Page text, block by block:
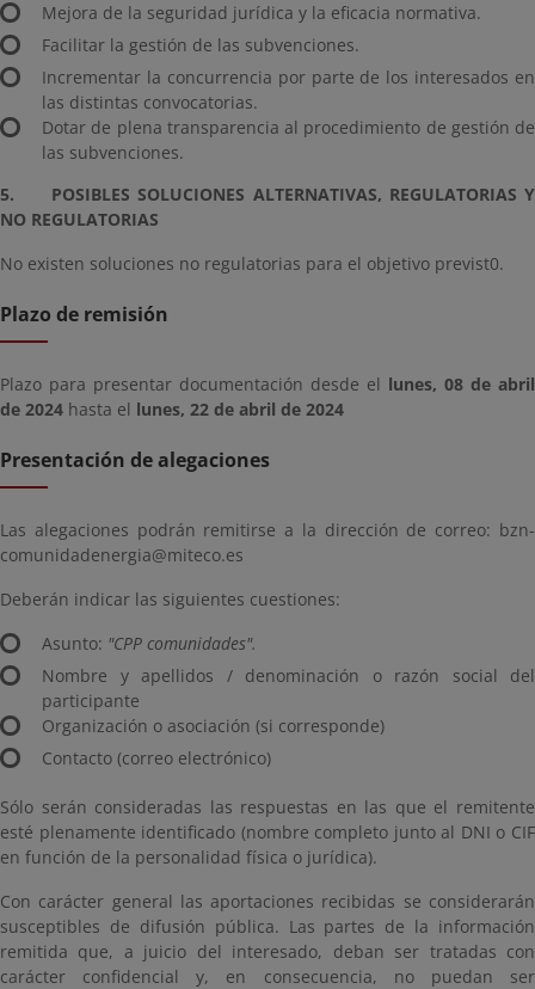
Mejora de la seguridad jurídica y la eficacia normativa.
Facilitar la gestión de las subvenciones.
Incrementar la concurrencia por parte de los interesados en
las distintas convocatorias.
Dotar de plena transparencia al procedimiento de gestión de
las subvenciones.
5. POSIBLES SOLUCIONES ALTERNATIVAS, REGULATORIAS Y
NO REGULATORIAS
No existen soluciones no regulatorias para el objetivo previst0.
Plazo de remisión
Plazo para presentar documentación desde el lunes, 08 de abril
de 2024 hasta el lunes, 22 de abril de 2024
Presentación de alegaciones
Las alegaciones podrán remitirse a la dirección de correo: bzn-
comunidadenergia@miteco.es
Deberán indicar las siguientes cuestiones:
Asunto: "CPP comunidades".
Nombre y apellidos / denominación o razón social del
participante
Organización o asociación (si corresponde)
Contacto (correo electrónico)
Sólo serán consideradas las respuestas en las que el remitente
esté plenamente identificado (nombre completo junto al DNI o CIF
en función de la personalidad física o jurídica).
Con carácter general las aportaciones recibidas se considerarán
susceptibles de difusión pública. Las partes de la información
remitida que, a juicio del interesado, deban ser tratadas con
carácter confidencial y, en consecuencia, no puedan ser